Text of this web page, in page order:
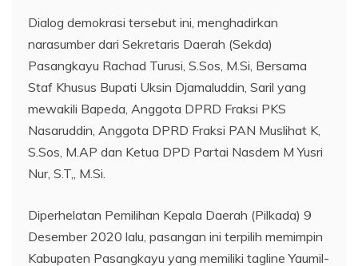
Dialog demokrasi tersebut ini, menghadirkan
narasumber dari Sekretaris Daerah (Sekda)
Pasangkayu Rachad Turusi, S.Sos, M.Si, Bersama
Staf Khusus Bupati Uksin Djamaluddin, Saril yang
mewakili Bapeda, Anggota DPRD Fraksi PKS
Nasaruddin, Anggota DPRD Fraksi PAN Muslihat K,
S.Sos, M.AP dan Ketua DPD Partai Nasdem M Yusri
Nur, S.T,, M.Si.
Diperhelatan Pemilihan Kepala Daerah (Pilkada) 9
Desember 2020 lalu, pasangan ini terpilih memimpin
Kabupaten Pasangkayu yang memiliki tagline Yaumil-